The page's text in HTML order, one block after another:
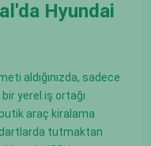
Hyundai
aldığınızda, sadece
yerel iş ortağı
araç kiralama
tutmaktan